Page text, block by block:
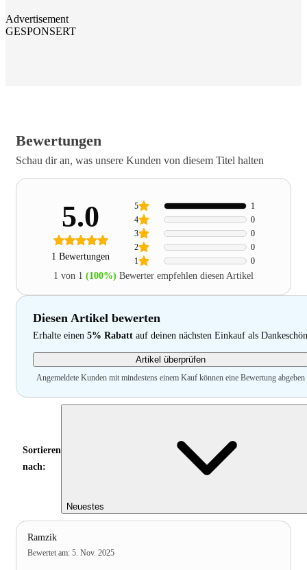
Advertisement
GESPONSERT
Bewertungen
Schau dir an, was unsere Kunden von diesem Titel halten
5.0
1 Bewertungen 1 0
2 0
3 0
4 0
5 1
1 von 1 (100%) Bewerter empfehlen diesen Artikel
Diesen Artikel bewerten
Erhalte einen 5% Rabatt auf deinen nächsten Einkauf als Dankeschön
Artikel überprüfen
Angemeldete Kunden mit mindestens einem Kauf können eine Bewertung abgeben
Sortieren
nach:
Neuestes
Ramzik
Bewertet am: 5. Nov. 2025